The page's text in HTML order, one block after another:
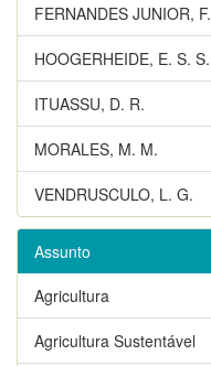
FERNANDES JUNIOR, F.
HOOGERHEIDE, E. S. S.
ITUASSU, D. R.
MORALES, M. M.
VENDRUSCULO, L. G.
Assunto
Agricultura
Agricultura Sustentável